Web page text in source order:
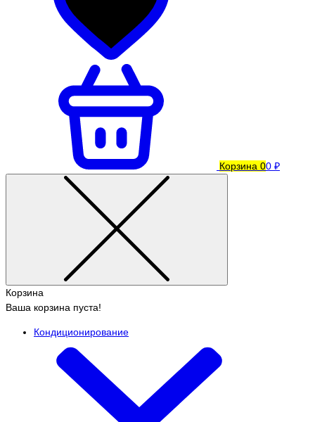
Корзина 00 ₽
Корзина
Ваша корзина пуста!
Кондиционирование